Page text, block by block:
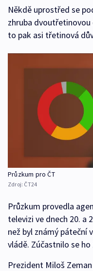
Někdě uprostřed se
zhruba dvoutřetinovou
to pak asi třetinová
Průzkum pro ČT
Zdroj: ČT24
Průzkum provedla
televizi ve dnech 20. a
než byl známý páteční
vládě. Zúčastnilo se
Prezident Miloš